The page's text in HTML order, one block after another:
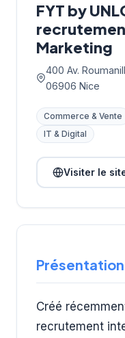
FYT by
Marketing
400 Av.
06906 Nice
Commerce & Vente
IT & Digital
Visiter le
Créé
recrutement